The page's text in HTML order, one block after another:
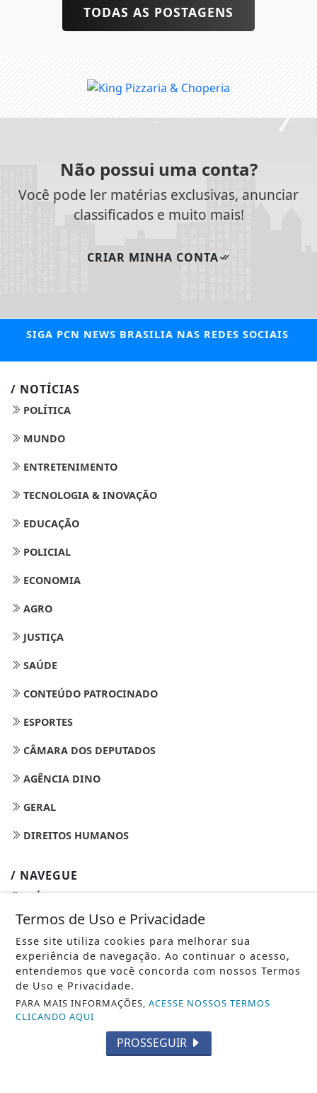
TODAS AS POSTAGENS
Não possui uma conta?
Você pode ler matérias exclusivas, anunciar
classificados e muito mais!
CRIAR MINHA CONTA
SIGA PCN NEWS BRASILIA NAS REDES SOCIAIS
/ NOTÍCIAS
POLÍTICA
MUNDO
ENTRETENIMENTO
TECNOLOGIA & INOVAÇÃO
EDUCAÇÃO
POLICIAL
ECONOMIA
AGRO
JUSTIÇA
SAÚDE
CONTEÚDO PATROCINADO
ESPORTES
CÂMARA DOS DEPUTADOS
AGÊNCIA DINO
GERAL
DIREITOS HUMANOS
/ NAVEGUE
INÍCIO
SOBRE
PAINEL DO LEITOR
EXPEDIENTE
TERMOS DE USO E PRIVACIDADE
Termos de Uso e Privacidade
Esse site utiliza cookies para melhorar sua
experiência de navegação. Ao continuar o acesso,
entendemos que você concorda com nossos Termos
de Uso e Privacidade.
PARA MAIS INFORMAÇÕES,ACESSE NOSSOS TERMOS
CLICANDO AQUI
PROSSEGUIR